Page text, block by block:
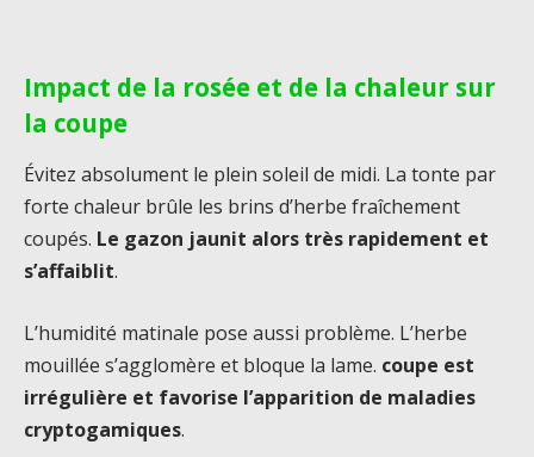
Impact de la rosée et de la chaleur sur
la coupe
Évitez absolument le plein soleil de midi. La tonte par
forte chaleur brûle les brins d’herbe fraîchement
coupés. Le gazon jaunit alors très rapidement et
s’affaiblit.
L’humidité matinale pose aussi problème. L’herbe
mouillée s’agglomère et bloque la lame. coupe est
irrégulière et favorise l’apparition de maladies
cryptogamiques.